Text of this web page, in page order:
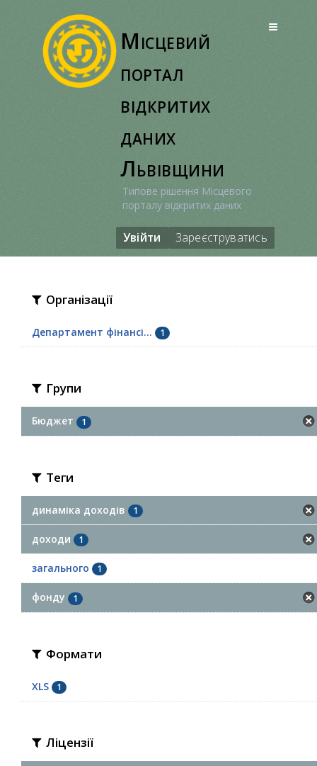
Місцевий
портал
відкритих
даних
Львівщини
Типове рішення Місцевого
порталу відкритих даних
Увійти Зареєструватись
Організації
Департамент фінансі... 1
Групи
Бюджет 1
Теги
динаміка доходів 1
доходи 1
загального 1
фонду 1
Формати
XLS 1
Ліцензії